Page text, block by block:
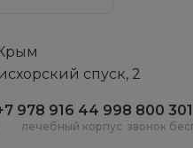
спуск, 2
978 916 44 99
лечебный корпус
8 800
звонок